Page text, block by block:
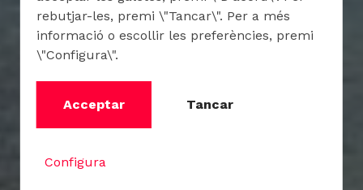
rebutjar-les, premi \"Tancar\". Per a més
informació o escollir les preferències, premi
\"Configura\".
Acceptar Tancar
Configura